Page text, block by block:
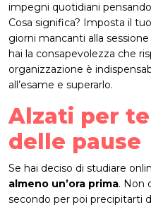
impegni quotidiani
Cosa significa? Imposta il
giorni mancanti alla
hai la consapevolezza che
organizzazione è
all’esame e superarlo.
Alzati per
delle pause
Se hai deciso di studiare
almeno un’ora prima. Non
secondo per poi precipitarti